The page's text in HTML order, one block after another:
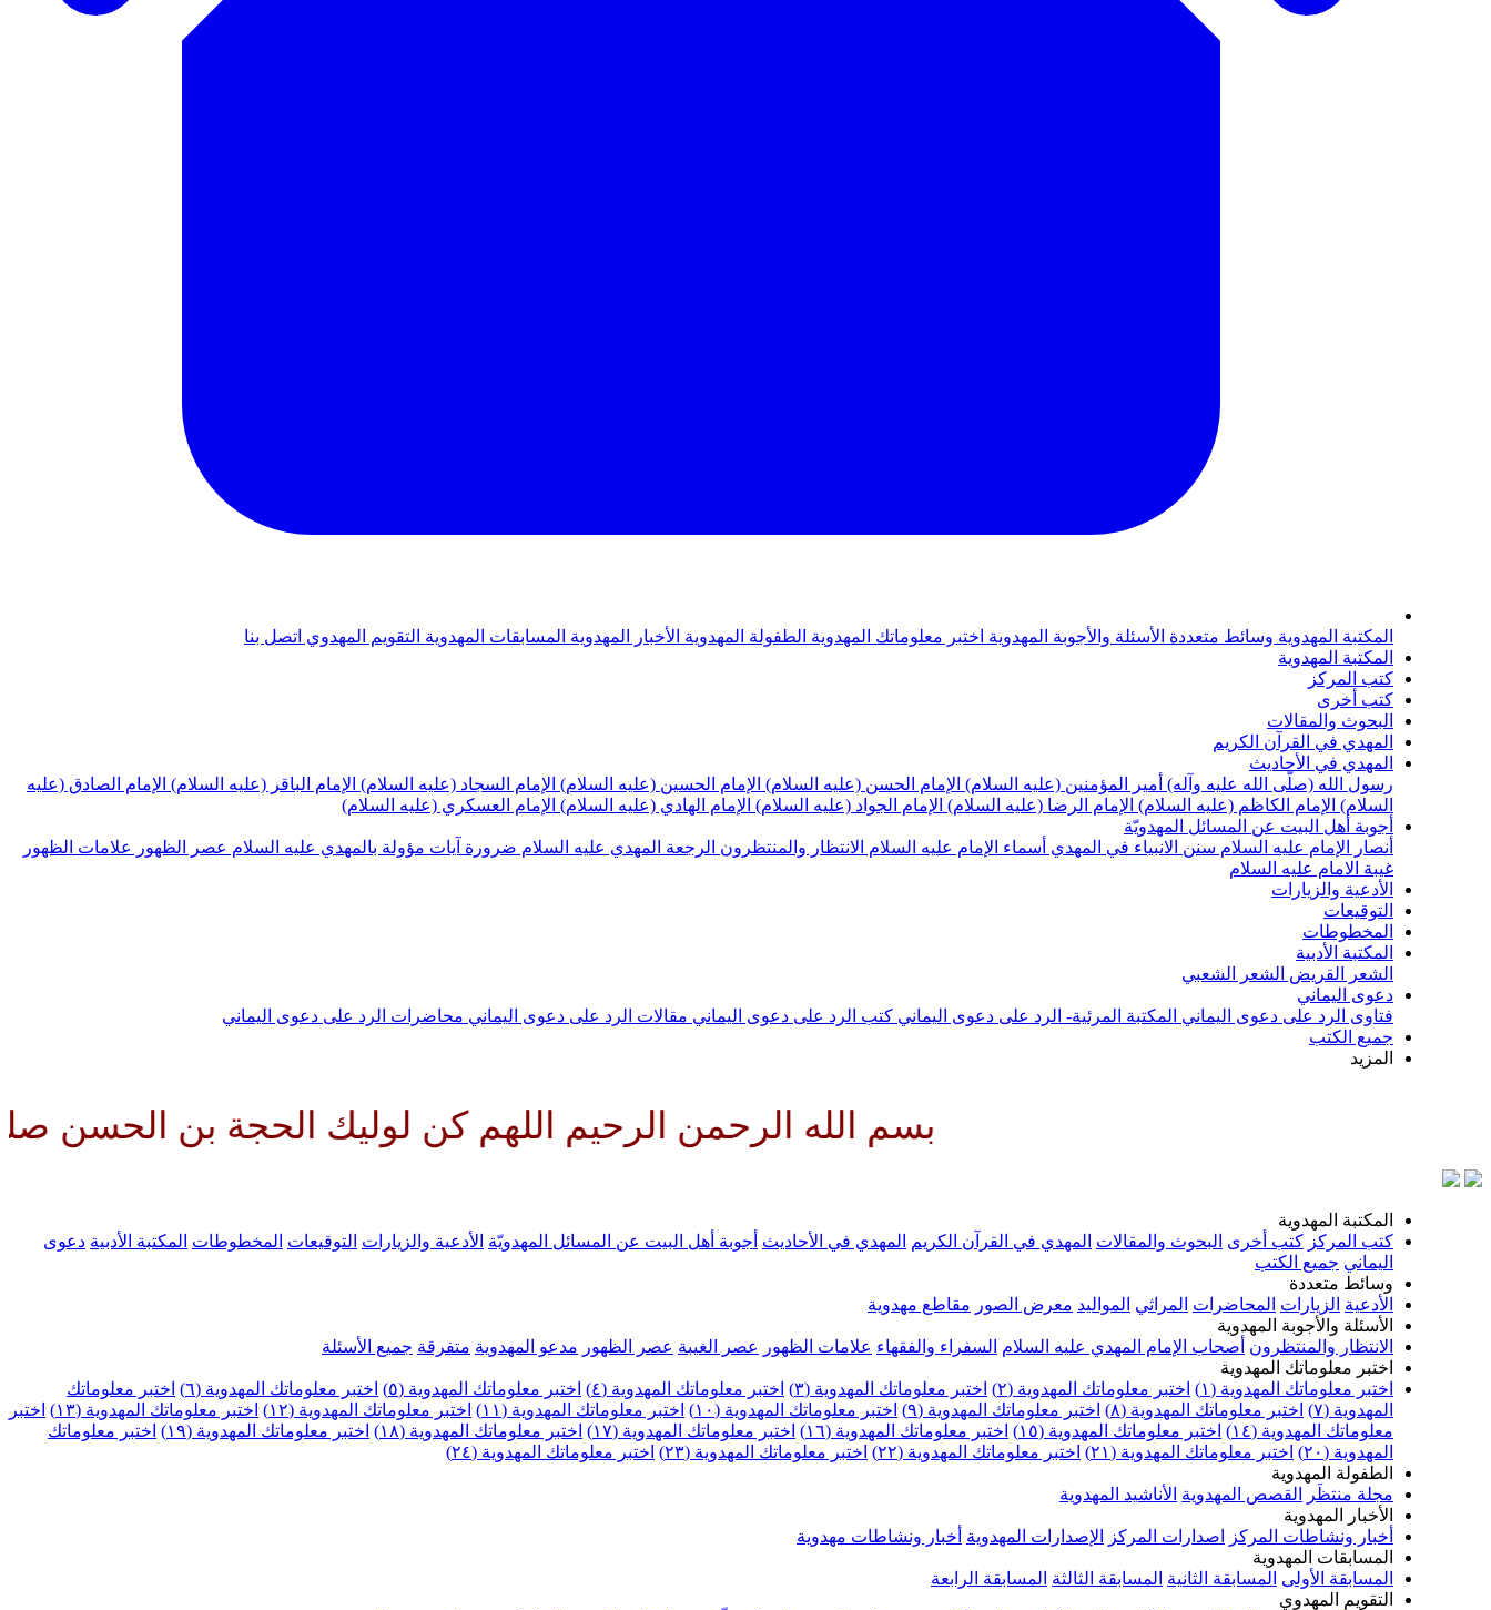
المكتبة المهدوية وسائط متعددة الأسئلة والأجوبة المهدوية اختبر معلوماتك المهدوية الطفولة المهدوية الأخبار المهدوية المسابقات المهدوية التقويم المهدوي اتصل بنا
المكتبة المهدوية
كتب المركز
كتب أخرى
البحوث والمقالات
المهدي في القرآن الكريم
المهدي في الأحاديث
رسول الله (صلّى الله عليه وآله) أمير المؤمنين (عليه السلام) الإمام الحسن (عليه السلام) الإمام الحسين (عليه السلام) الإمام السجاد (عليه السلام) الإمام الباقر (عليه السلام) الإمام الصادق (عليه
السلام) الإمام الكاظم (عليه السلام) الإمام الرضا (عليه السلام) الإمام الجواد (عليه السلام) الإمام الهادي (عليه السلام) الإمام العسكري (عليه السلام)
أجوبة أهل البيت عن المسائل المهدويّة
أنصار الإمام عليه السلام سنن الانبياء في المهدي أسماء الإمام عليه السلام الانتظار والمنتظرون الرجعة المهدي عليه السلام ضرورة آيات مؤولة بالمهدي عليه السلام عصر الظهور
علامات الظهور
غيبة الامام عليه السلام
الأدعية والزيارات
التوقيعات
المخطوطات
المكتبة الأدبية
الشعر القريض الشعر الشعبي
دعوى اليماني
فتاوى الرد على دعوى اليماني المكتبة المرئية- الرد على دعوى اليماني كتب الرد على دعوى اليماني مقالات الرد على دعوى اليماني محاضرات الرد على دعوى اليماني
جميع الكتب
المزيد
بسم الله الرحمن الرحيم اللهم كن لوليك الحجة بن الحسن صلواتك
المكتبة المهدوية
كتب المركز كتب أخرى البحوث والمقالات المهدي في القرآن الكريم المهدي في الأحاديث أجوبة أهل البيت عن المسائل المهدويّة الأدعية والزيارات التوقيعات المخطوطات المكتبة الأدبية دعوى
اليماني جميع الكتب
وسائط متعددة
الأدعية الزيارات المحاضرات المراثي المواليد معرض الصور مقاطع مهدوية
الأسئلة والأجوبة المهدوية
الانتظار والمنتظرون أصحاب الإمام المهدي عليه السلام السفراء والفقهاء علامات الظهور عصر الغيبة عصر الظهور مدعو المهدوية متفرقة جميع الأسئلة
اختبر معلوماتك المهدوية
اختبر معلوماتك المهدوية (١)
اختبر معلوماتك المهدوية (٢) اختبر معلوماتك المهدوية (٣) اختبر معلوماتك المهدوية (٤) اختبر معلوماتك المهدوية (٥) اختبر معلوماتك المهدوية (٦)
اختبر معلوماتك
المهدوية (٧)
اختبر معلوماتك المهدوية (٨) اختبر معلوماتك المهدوية (٩) اختبر معلوماتك المهدوية (١٠) اختبر معلوماتك المهدوية (١١) اختبر معلوماتك المهدوية (١٢) اختبر معلوماتك المهدوية (١٣)
اختبر
معلوماتك المهدوية (١٤)
اختبر معلوماتك المهدوية (١٥) اختبر معلوماتك المهدوية (١٦) اختبر معلوماتك المهدوية (١٧) اختبر معلوماتك المهدوية (١٨) اختبر معلوماتك المهدوية (١٩)
اختبر معلوماتك
المهدوية (٢٠)
اختبر معلوماتك المهدوية (٢١) اختبر معلوماتك المهدوية (٢٢) اختبر معلوماتك المهدوية (٢٣)
اختبر معلوماتك المهدوية (٢٤)
الطفولة المهدوية
مجلة منتظَر
القصص المهدوية الأناشيد المهدوية
الأخبار المهدوية
أخبار ونشاطات المركز
اصدارات المركز الإصدارات المهدوية أخبار ونشاطات مهدوية
المسابقات المهدوية
المسابقة الأولى المسابقة الثانية المسابقة الثالثة المسابقة الرابعة
التقويم المهدوي